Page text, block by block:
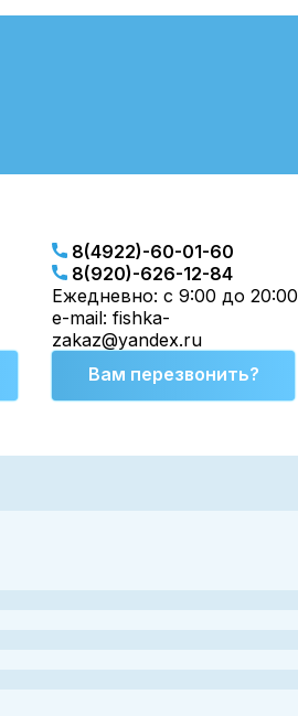
8(4922)-60-01-60
8(920)-626-12-84
Ежедневно: с 9:00 до 20:00
e-mail: fishka-
zakaz@yandex.ru
Вам перезвонить?